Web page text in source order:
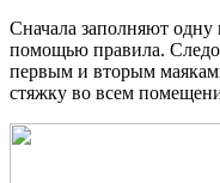
Сначала заполняют одну
помощью правила.
первым и вторым
стяжку во всем